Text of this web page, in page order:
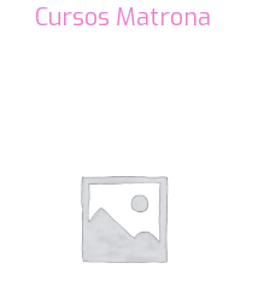
Cursos Matrona